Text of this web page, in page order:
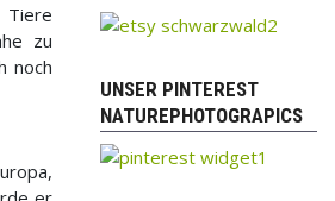
Tiere
zu
noch
UNSER PINTEREST
NATUREPHOTOGRAPICS